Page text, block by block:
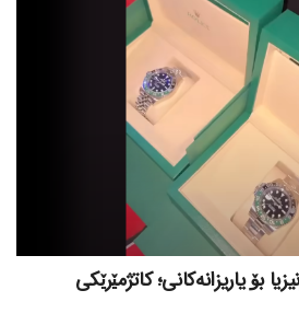
بۆ یاریزانەکانی؛ کاتژمێرێکی